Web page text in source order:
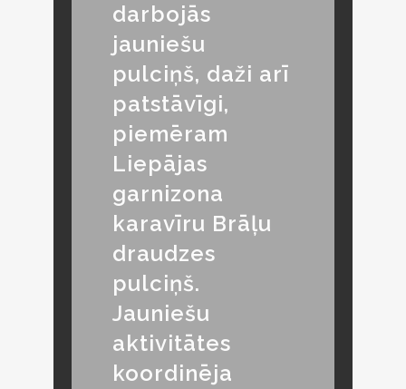
darbojās
jauniešu
pulciņš, daži arī
patstāvīgi,
piemēram
Liepājas
garnizona
karavīru Brāļu
draudzes
pulciņš.
Jauniešu
aktivitātes
koordinēja